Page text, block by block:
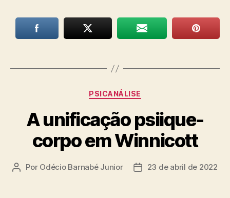
Categorias
PSICANÁLISE
A unificação psiique-
corpo em Winnicott
Autor
Por Odécio Barnabé Junior
Data23 de abril de 2022